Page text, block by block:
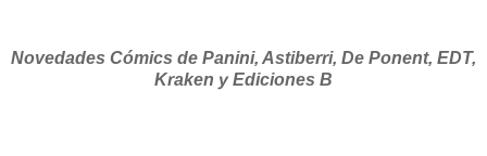
Novedades Cómics de Panini, Astiberri, De Ponent, EDT,
Kraken y Ediciones B